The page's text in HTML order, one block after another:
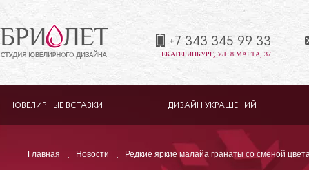
+7 343 345 99 33
ЕКАТЕРИНБУРГ, УЛ. 8 МАРТА, 37
ЮВЕЛИРНЫЕ ВСТАВКИ ДИЗАЙН УКРАШЕНИЙ
Главная Новости Редкие яркие малайа гранаты со сменой